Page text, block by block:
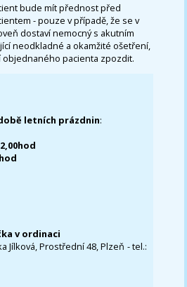
bude mít přednost před
- pouze v případě, že se v
dostaví nemocný s akutním
neodkladné a okamžité ošetření,
objednaného pacienta zpozdit.
letních prázdnin:
v ordinaci
Jílková, Prostřední 48, Plzeň - tel.: